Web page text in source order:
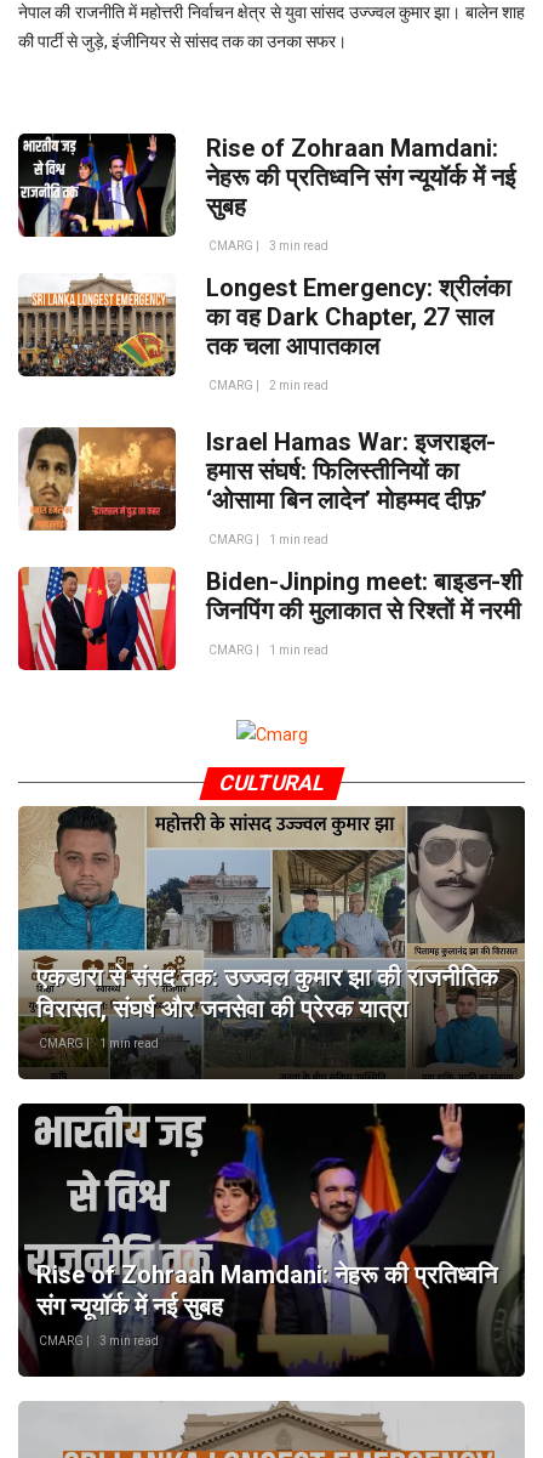
नेपाल की राजनीति में महोत्तरी निर्वाचन क्षेत्र से युवा सांसद उज्ज्वल कुमार झा। बालेन शाह
की पार्टी से जुड़े, इंजीनियर से सांसद तक का उनका सफर।
Rise of Zohraan Mamdani:
नेहरू की प्रतिध्वनि संग न्यूयॉर्क में नई
सुबह
CMARG | 3 min read
Longest Emergency: श्रीलंका
का वह Dark Chapter, 27 साल
तक चला आपातकाल
CMARG | 2 min read
Israel Hamas War: इजराइल-
हमास संघर्ष: फिलिस्तीनियों का
‘ओसामा बिन लादेन’ मोहम्मद दीफ़’
CMARG | 1 min read
Biden-Jinping meet: बाइडन-शी
जिनपिंग की मुलाकात से रिश्तों में नरमी
CMARG | 1 min read
CULTURAL
एकडारा से संसद तक: उज्ज्वल कुमार झा की राजनीतिक
विरासत, संघर्ष और जनसेवा की प्रेरक यात्रा
CMARG |1 min read
Rise of Zohraan Mamdani: नेहरू की प्रतिध्वनि
संग न्यूयॉर्क में नई सुबह
CMARG | 3 min read